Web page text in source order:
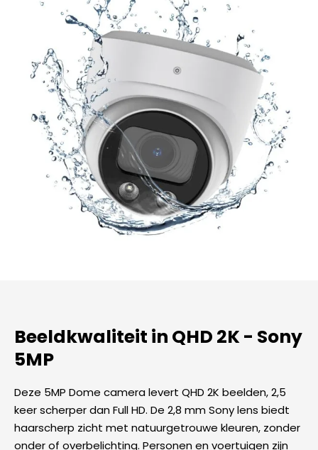
Beeldkwaliteit in QHD 2K - Sony
5MP
Deze 5MP Dome camera levert QHD 2K beelden, 2,5
keer scherper dan Full HD. De 2,8 mm Sony lens biedt
haarscherp zicht met natuurgetrouwe kleuren, zonder
onder of overbelichting. Personen en voertuigen zijn